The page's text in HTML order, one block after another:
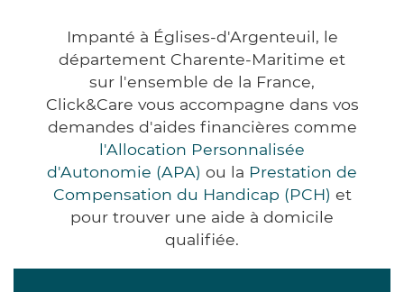
Impanté à Églises-d'Argenteuil, le
département Charente-Maritime et
sur l'ensemble de la France,
Click&Care vous accompagne dans vos
demandes d'aides financières comme
l'Allocation Personnalisée
d'Autonomie (APA) ou la Prestation de
Compensation du Handicap (PCH) et
pour trouver une aide à domicile
qualifiée.